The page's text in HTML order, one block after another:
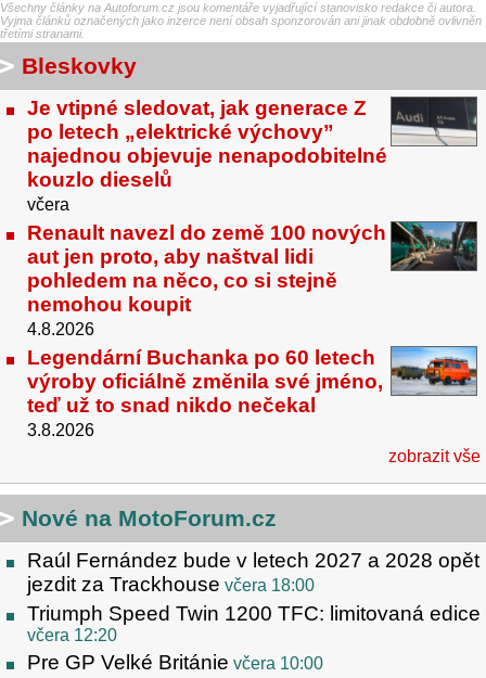
Všechny články na Autoforum.cz jsou komentáře vyjadřující stanovisko redakce či autora.
Vyjma článků označených jako inzerce není obsah sponzorován ani jinak obdobně ovlivněn
třetími stranami.
Bleskovky
Je vtipné sledovat, jak generace Z
po letech „elektrické výchovy”
najednou objevuje nenapodobitelné
kouzlo dieselů
včera
Renault navezl do země 100 nových
aut jen proto, aby naštval lidi
pohledem na něco, co si stejně
nemohou koupit
4.8.2026
Legendární Buchanka po 60 letech
výroby oficiálně změnila své jméno,
teď už to snad nikdo nečekal
3.8.2026
zobrazit vše
Nové na MotoForum.cz
Raúl Fernández bude v letech 2027 a 2028 opět
jezdit za Trackhouse včera 18:00
Triumph Speed Twin 1200 TFC: limitovaná edice
včera 12:20
Pre GP Velké Británie včera 10:00